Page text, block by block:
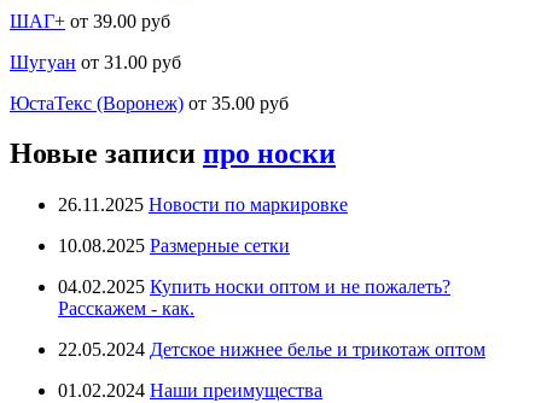
ШАГ+ от 39.00 руб
Шугуан от 31.00 руб
ЮстаТекс (Воронеж) от 35.00 руб
Новые записи про носки
26.11.2025 Новости по маркировке
10.08.2025 Размерные сетки
04.02.2025 Купить носки оптом и не пожалеть?
Расскажем - как.
22.05.2024 Детское нижнее белье и трикотаж оптом
01.02.2024 Наши преимущества